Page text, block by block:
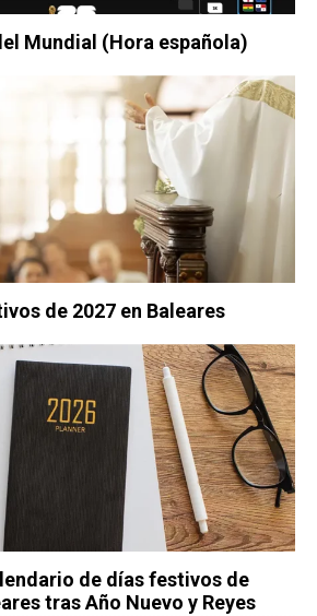
Mundial (Hora española)
de 2027 en Baleares
de días festivos de
tras Año Nuevo y Reyes